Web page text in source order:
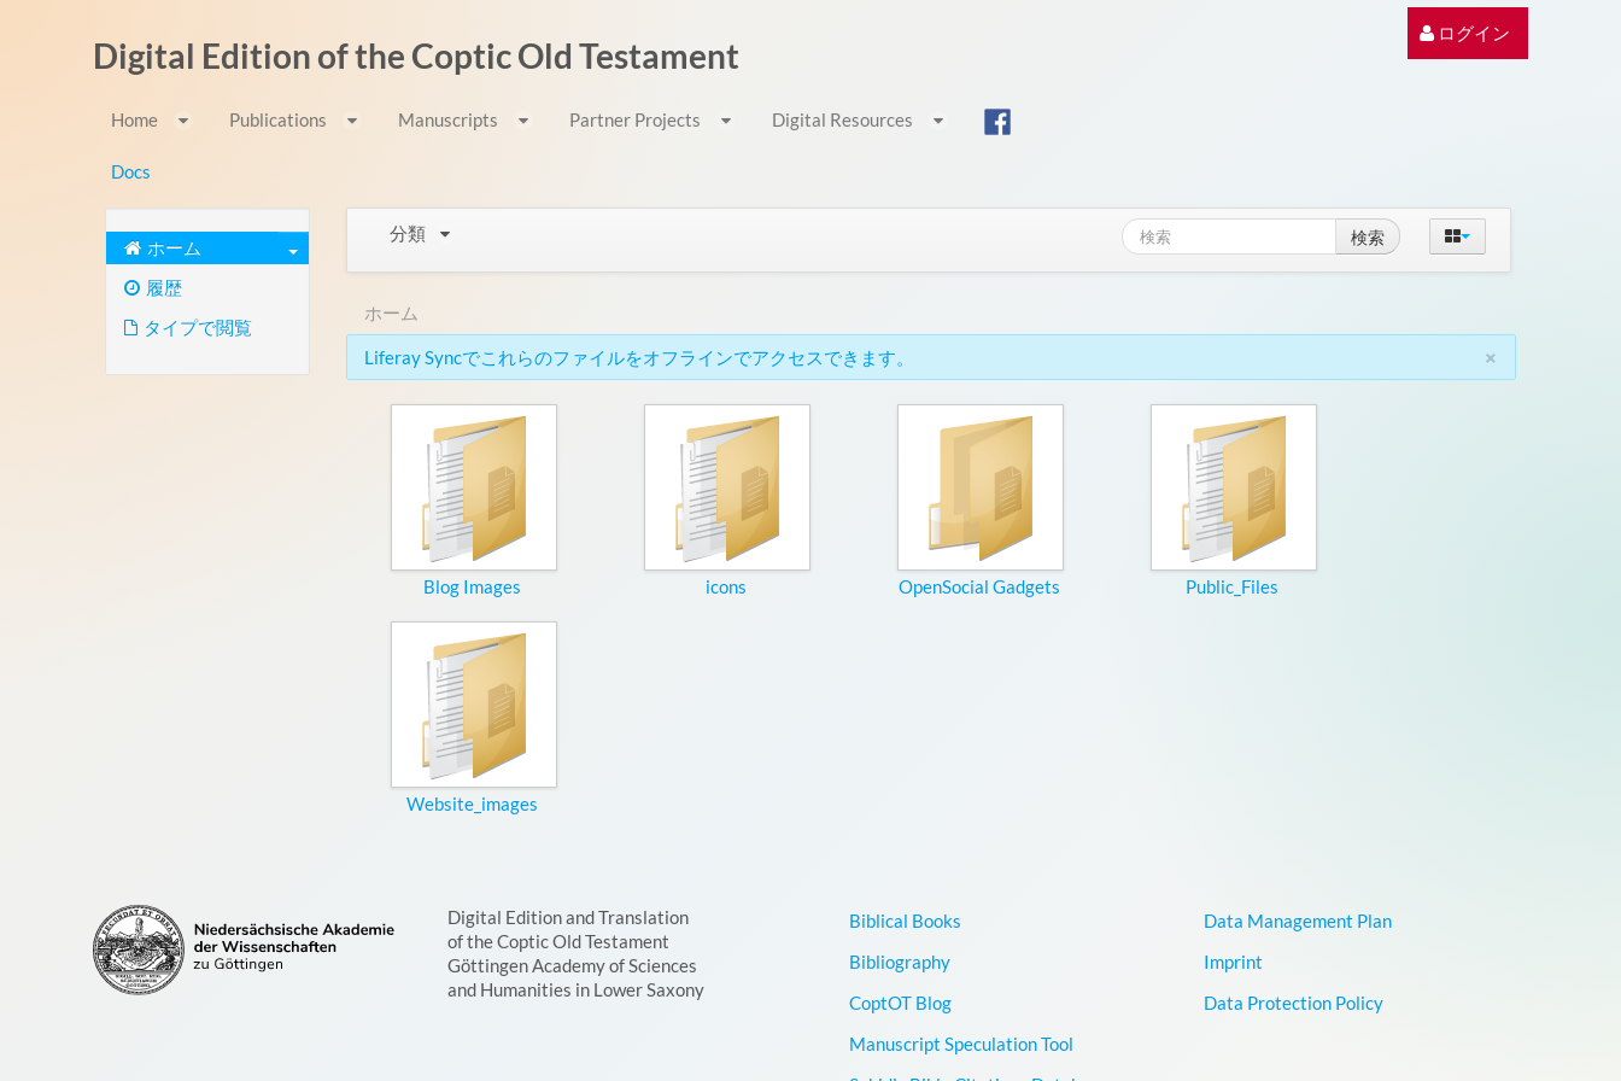
ログイン
Digital Edition of the Coptic Old Testament
Home Publications Manuscripts Partner Projects Digital Resources
Docs
ホーム
履歴
タイプで閲覧
分類 検索
ホーム
×
Liferay Syncでこれらのファイルをオフラインでアクセスできます。
Blog Images icons OpenSocial Gadgets Public_Files
Website_images
Digital Edition and Translation
of the Coptic Old Testament
Göttingen Academy of Sciences
and Humanities in Lower Saxony
Biblical Books
Bibliography
CoptOT Blog
Manuscript Speculation Tool
Data Management Plan
Imprint
Data Protection Policy